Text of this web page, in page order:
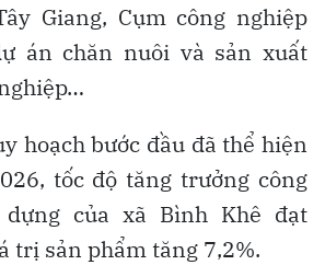
Giang, Cụm công nghiệp
án chăn nuôi và sản xuất
hoạch bước đầu đã thể hiện
tốc độ tăng trưởng công
của xã Bình Khê đạt
trị sản phẩm tăng 7,2%.